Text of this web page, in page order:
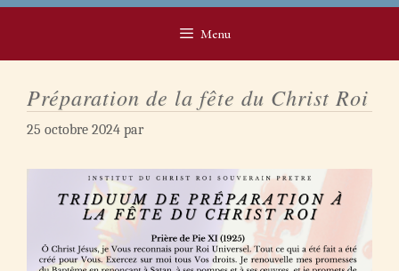
Menu
Préparation de la fête du Christ Roi
25 octobre 2024 par